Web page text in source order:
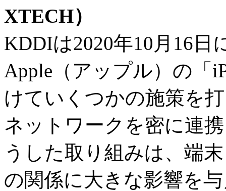
XTECH）
KDDIは2020年10月16日
Apple（アップル）の「
けていくつかの施策を
ネットワークを密に連
うした取り組みは、端
の関係に大きな影響を